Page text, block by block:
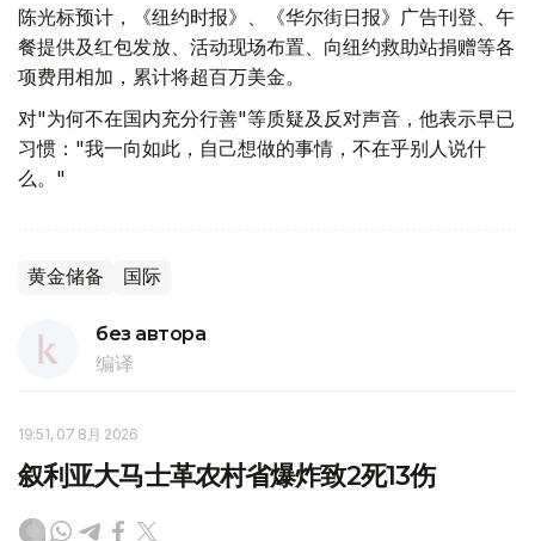
陈光标预计，《纽约时报》、《华尔街日报》广告刊登、午
餐提供及红包发放、活动现场布置、向纽约救助站捐赠等各
项费用相加，累计将超百万美金。
对"为何不在国内充分行善"等质疑及反对声音，他表示早已
习惯："我一向如此，自己想做的事情，不在乎别人说什
么。"
黄金储备 国际
без автора
编译
19:51, 07 8月 2026
叙利亚大马士革农村省爆炸致2死13伤